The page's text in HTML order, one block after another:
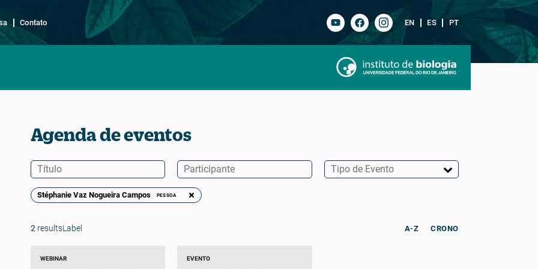
Contato EN ES PT
Agenda de eventos
Stéphanie Vaz Nogueira Campos PESSOA
2resultsLabel A-Z CRONO
WEBINAR EVENTO